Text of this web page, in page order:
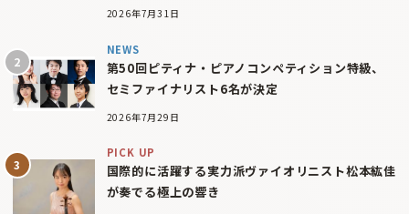
2026年7月31日
NEWS
第50回ピティナ・ピアノコンペティション特級、
セミファイナリスト6名が決定
2026年7月29日
PICK UP
国際的に活躍する実力派ヴァイオリニスト松本紘佳
が奏でる極上の響き